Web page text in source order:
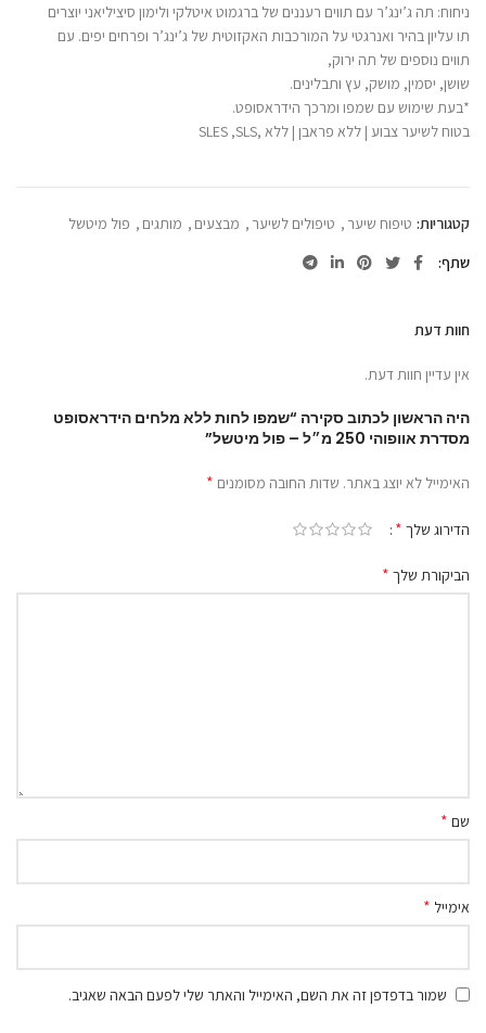
ניחוח: תה ג’ינג’ר עם תווים רעננים של ברגמוט איטלקי ולימון סיציליאני יוצרים
תו עליון בהיר ואנרגטי על המורכבות האקזוטית של ג’ינג’ר ופרחים יפים. עם
תווים נוספים של תה ירוק,
שושן, יסמין, מושק, עץ ותבלינים.
*בעת שימוש עם שמפו ומרכך הידראסופט.
בטוח לשיער צבוע | ללא פראבן | ללא ,SLES ,SLS
קטגוריות: טיפוח שיער , טיפולים לשיער , מבצעים , מותגים , פול מיטשל
שתף
חוות דעת
אין עדיין חוות דעת.
היה הראשון לכתוב סקירה “שמפו לחות ללא מלחים הידראסופט
מסדרת אוופוהי 250 מ״ל – פול מיטשל”
האימייל לא יוצג באתר. שדות החובה מסומנים *
הדירוג שלך *
הביקורת שלך *
שם *
אימייל *
שמור בדפדפן זה את השם, האימייל והאתר שלי לפעם הבאה שאגיב.